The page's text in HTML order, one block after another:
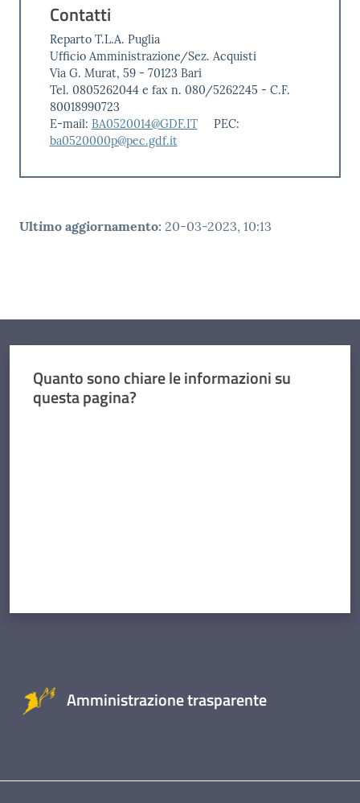
Contatti
Reparto T.L.A. Puglia
Ufficio Amministrazione/Sez. Acquisti
Via G. Murat, 59 - 70123 Bari
Tel. 0805262044 e fax n. 080/5262245 - C.F.
80018990723
E-mail: BA0520014@GDF.IT
PEC:
ba0520000p@pec.gdf.it
Ultimo aggiornamento: 20-03-2023, 10:13
Quanto sono chiare le informazioni su
questa pagina?
Amministrazione trasparente